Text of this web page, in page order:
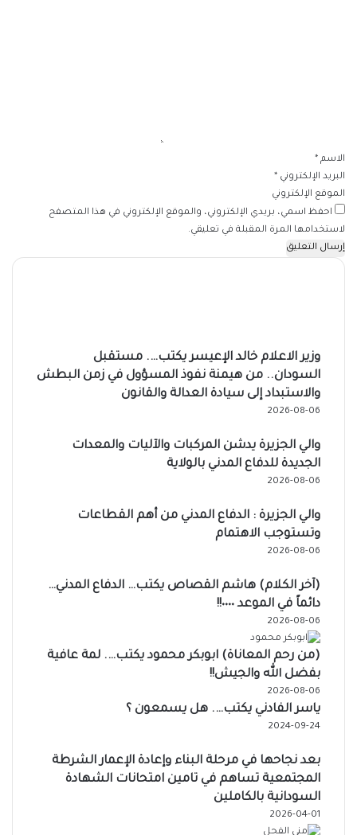
الاسم *
البريد الإلكتروني *
الموقع الإلكتروني
احفظ اسمي، بريدي الإلكتروني، والموقع الإلكتروني في هذا المتصفح
لاستخدامها المرة المقبلة في تعليقي.
وزير الاعلام خالد الإعيسر يكتب…. مستقبل
السودان.. من هيمنة نفوذ المسؤول في زمن البطش
والاستبداد إلى سيادة العدالة والقانون
2026-08-06
والي الجزيرة يدشن المركبات والآليات والمعدات
الجديدة للدفاع المدني بالولاية
2026-08-06
والي الجزيرة : الدفاع المدني من أهم القطاعات
وتستوجب الاهتمام
2026-08-06
(آخر الكلام) هاشم القصاص يكتب… الدفاع المدني…
دائماً في الموعد ٠٠٠٠!!
2026-08-06
(من رحم المعاناة) ابوبكر محمود يكتب…. لمة عافية
بفضل الله والجيش!!
2026-08-06
ياسر الفادني يكتب…. هل يسمعون ؟
2024-09-24
بعد نجاحها في مرحلة البناء وإعادة الإعمار الشرطة
المجتمعية تساهم في تامين امتحانات الشهادة
السودانية بالكاملين
2026-04-01